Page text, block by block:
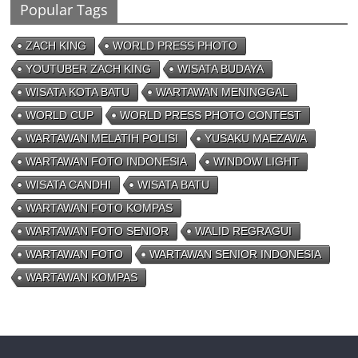
Popular Tags
ZACH KING
WORLD PRESS PHOTO
YOUTUBER ZACH KING
WISATA BUDAYA
WISATA KOTA BATU
WARTAWAN MENINGGAL
WORLD CUP
WORLD PRESS PHOTO CONTEST
WARTAWAN MELATIH POLISI
YUSAKU MAEZAWA
WARTAWAN FOTO INDONESIA
WINDOW LIGHT
WISATA CANDHI
WISATA BATU
WARTAWAN FOTO KOMPAS
WARTAWAN FOTO SENIOR
WALID REGRAGUI
WARTAWAN FOTO
WARTAWAN SENIOR INDONESIA
WARTAWAN KOMPAS